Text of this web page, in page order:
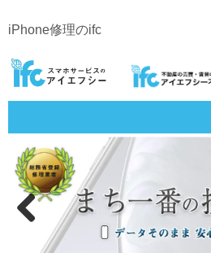
iPhone修理のifc